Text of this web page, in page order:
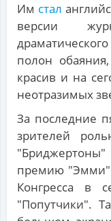
Им стал
версии
полон
красив и на
неотразимых
За последние
зрителей
премию "Эмми"
Конгресса в
"Попутчики".